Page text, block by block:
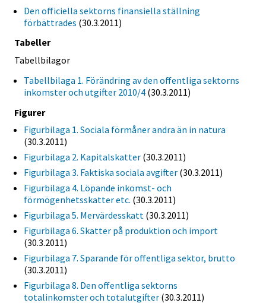
Den officiella sektorns finansiella ställning
förbättrades (30.3.2011)
Tabeller
Tabellbilagor
Tabellbilaga 1. Förändring av den offentliga sektorns
inkomster och utgifter 2010/4 (30.3.2011)
Figurer
Figurbilaga 1. Sociala förmåner andra än in natura
(30.3.2011)
Figurbilaga 2. Kapitalskatter (30.3.2011)
Figurbilaga 3. Faktiska sociala avgifter (30.3.2011)
Figurbilaga 4. Löpande inkomst- och
förmögenhetsskatter etc. (30.3.2011)
Figurbilaga 5. Mervärdesskatt (30.3.2011)
Figurbilaga 6. Skatter på produktion och import
(30.3.2011)
Figurbilaga 7. Sparande för offentliga sektor, brutto
(30.3.2011)
Figurbilaga 8. Den offentliga sektorns
totalinkomster och totalutgifter (30.3.2011)